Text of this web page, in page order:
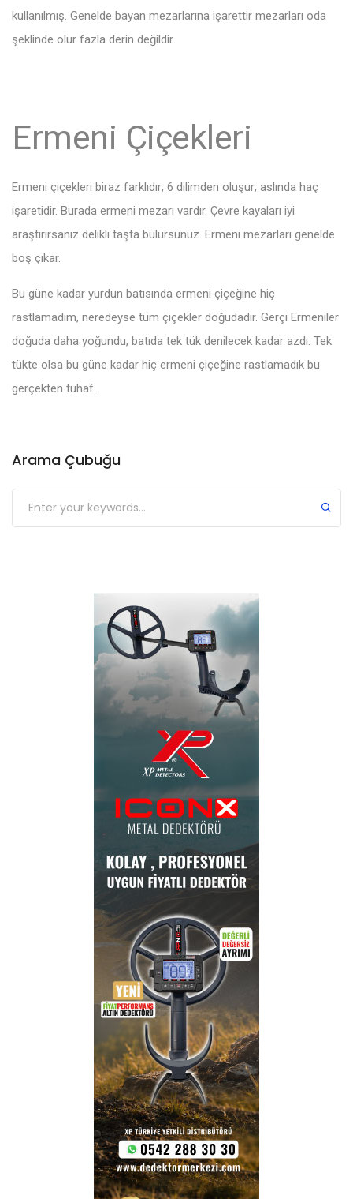
kullanılmış. Genelde bayan mezarlarına işarettir mezarları oda
şeklinde olur fazla derin değildir.
Ermeni Çiçekleri
Ermeni çiçekleri biraz farklıdır; 6 dilimden oluşur; aslında haç
işaretidir. Burada ermeni mezarı vardır. Çevre kayaları iyi
araştırırsanız delikli taşta bulursunuz. Ermeni mezarları genelde
boş çıkar.
Bu güne kadar yurdun batısında ermeni çiçeğine hiç
rastlamadım, neredeyse tüm çiçekler doğudadır. Gerçi Ermeniler
doğuda daha yoğundu, batıda tek tük denilecek kadar azdı. Tek
tükte olsa bu güne kadar hiç ermeni çiçeğine rastlamadık bu
gerçekten tuhaf.
Arama Çubuğu